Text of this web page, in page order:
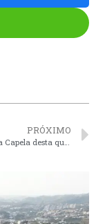
PRÓXIMO
Feira noturna da Capela desta quarta-feira terá show de Elias Costa em Vinhedo